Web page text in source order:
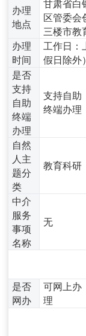
办理
地点
甘肃省白
区管委会
三楼市教
办理
时间
工作日：
假日除外）
是否
支持
自助
终端
办理
支持自助
终端办理
自然
人主
题分
类
教育科研
中介
服务
事项
名称
无
是否
网办
可网上办
理